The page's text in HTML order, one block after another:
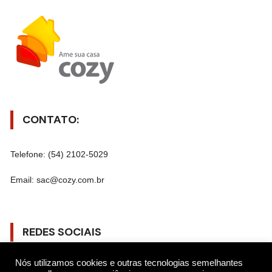
CONTATO:
Telefone: (54) 2102-5029
Email: sac@cozy.com.br
REDES SOCIAIS
Nós utilizamos cookies e outras tecnologias semelhantes